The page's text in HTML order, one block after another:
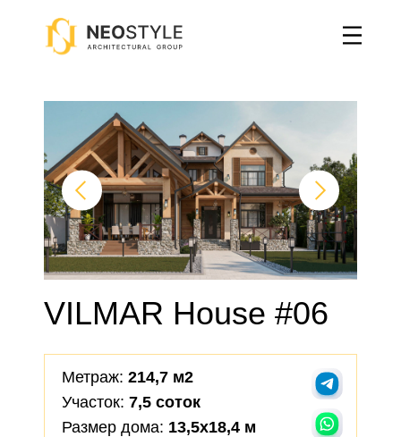
Главная →
VILMAR House #06
Метраж: 214,7 м2
Участок: 7,5 соток
Размер дома: 13,5х18,4 м